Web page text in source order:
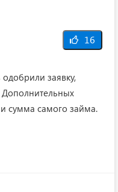
16
заявку,
Дополнительных
сумма самого займа.